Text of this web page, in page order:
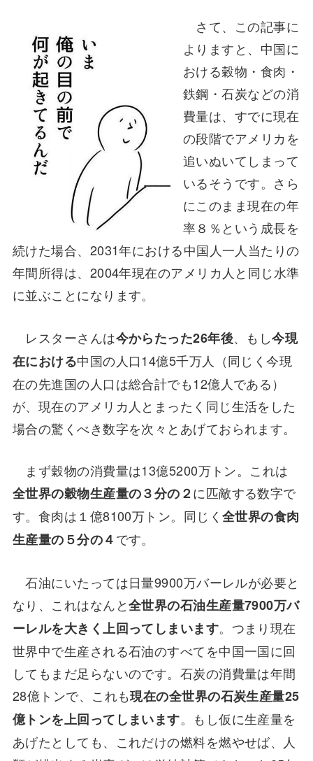
さて、この記事に
よりますと、中国に
おける穀物・食肉・
鉄鋼・石炭などの消
費量は、すでに現在
の段階でアメリカを
追いぬいてしまって
いるそうです。さら
にこのまま現在の年
率８％という成長を
続けた場合、2031年における中国人一人当たりの
年間所得は、2004年現在のアメリカ人と同じ水準
に並ぶことになります。
レスターさんは今からたった26年後、もし今現
在における中国の人口14億5千万人（同じく今現
在の先進国の人口は総合計でも12億人である）
が、現在のアメリカ人とまったく同じ生活をした
場合の驚くべき数字を次々とあげておられます。
まず穀物の消費量は13億5200万トン。これは
全世界の穀物生産量の３分の２に匹敵する数字で
す。食肉は１億8100万トン。同じく全世界の食肉
生産量の５分の４です。
石油にいたっては日量9900万バーレルが必要と
なり、これはなんと全世界の石油生産量7900万バ
ーレルを大きく上回ってしまいます。つまり現在
世界中で生産される石油のすべてを中国一国に回
してもまだ足らないのです。石炭の消費量は年間
28億トンで、これも現在の全世界の石炭生産量25
億トンを上回ってしまいます。もし仮に生産量を
あげたとしても、これだけの燃料を燃やせば、人